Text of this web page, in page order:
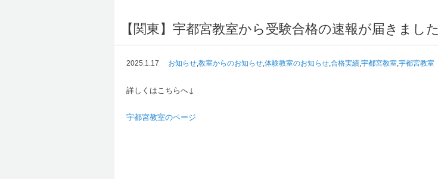
【関東】宇都宮教室から受験合格の速報が届きました
2025.1.17 お知らせ,教室からのお知らせ,体験教室のお知らせ,合格実績,宇都宮教室,宇都宮教室
詳しくはこちらへ↓
宇都宮教室のページ